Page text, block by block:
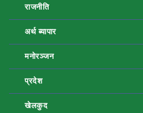
राजनीति
अर्थ ब्यापार
मनोरञ्जन
प्रदेश
खेलकुद